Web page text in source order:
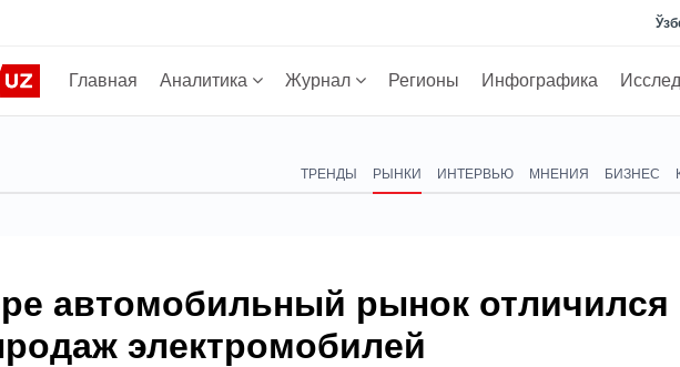
Главная Аналитика Журнал Регионы Инфографика
ТРЕНДЫ РЫНКИ ИНТЕРВЬЮ МНЕНИЯ БИЗНЕС
автомобильный рынок отличился
электромобилей